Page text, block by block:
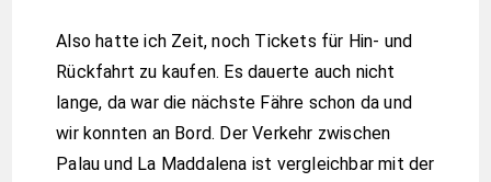
Also hatte ich Zeit, noch Tickets für Hin- und
Rückfahrt zu kaufen. Es dauerte auch nicht
lange, da war die nächste Fähre schon da und
wir konnten an Bord. Der Verkehr zwischen
Palau und La Maddalena ist vergleichbar mit der